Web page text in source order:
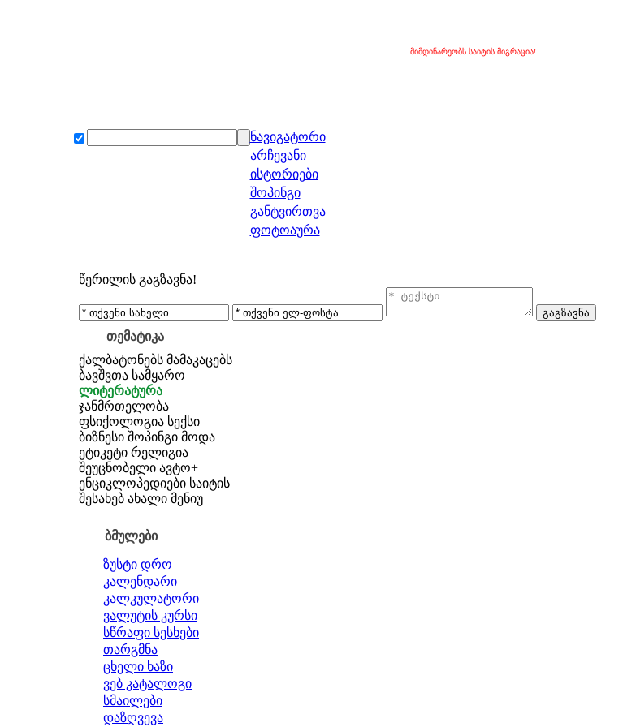
მიმდინარეობს საიტის მიგრაცია!
ნავიგატორი
არჩევანი
ისტორიები
შოპინგი
განტვირთვა
ფოტოაურა
წერილის გაგზავნა!
თემატიკა
ქალბატონებს მამაკაცებს
ბავშვთა სამყარო
ლიტერატურა
ჯანმრთელობა
ფსიქოლოგია სექსი
ბიზნესი შოპინგი მოდა
ეტიკეტი რელიგია
შეუცნობელი ავტო+
ენციკლოპედიები საიტის
შესახებ ახალი მენიუ
ბმულები
ზუსტი დრო
კალენდარი
კალკულატორი
ვალუტის კურსი
სწრაფი სესხები
თარგმნა
ცხელი ხაზი
ვებ კატალოგი
სმაილები
დაზღვევა